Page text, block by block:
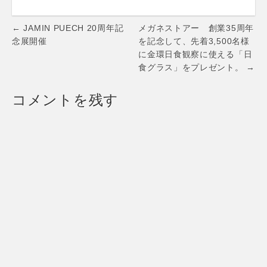
定ストアが3月28日
(水)から伊勢丹新宿
店でスタート。4月
2日には本人来店イ
20:00（※PENTA
とMommy展は
12/2（水）～12/8
日（火）まで）
Post
navigation
← JAMIN PUECH 20周年記
念展開催
メガネストアー 創業35周年
を記念して、先着3,500名様
に金環日食観察に使える「日
食グラス」をプレゼント。 →
コメントを残す